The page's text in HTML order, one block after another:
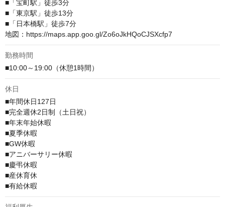
■「宝町駅」徒歩3分
■「東京駅」徒歩13分
■「日本橋駅」徒歩7分
地図：https://maps.app.goo.gl/Zo6oJkHQoCJSXcfp7
勤務時間
■10:00～19:00（休憩1時間）
休日
■年間休日127日
■完全週休2日制（土日祝）
■年末年始休暇
■夏季休暇
■GW休暇
■アニバーサリー休暇
■慶弔休暇
■産休育休
■有給休暇